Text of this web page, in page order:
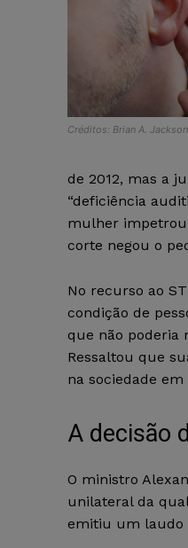
Créditos: Brian A.
de 2012, mas a
“deficiência
mulher impetrou
corte negou o
No recurso ao
condição de
que não poderia
Ressaltou que
na sociedade
A decisão
O ministro
unilateral da
emitiu um laudo